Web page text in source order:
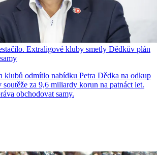
Extraligové kluby smetly Dědkův plán
klubů odmítlo nabídku Petra Dědka na odkup
za 9,6 miliardy korun na patnáct let.
obchodovat samy.